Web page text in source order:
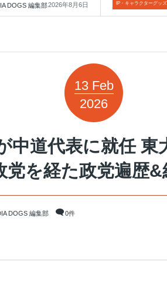
DOGS 編集部2026年8月6日 IP・キャラクターグッズ
13 Feb
2026
中道代表に就任
党を経た政党遍歴&
DOGS 編集部 0件